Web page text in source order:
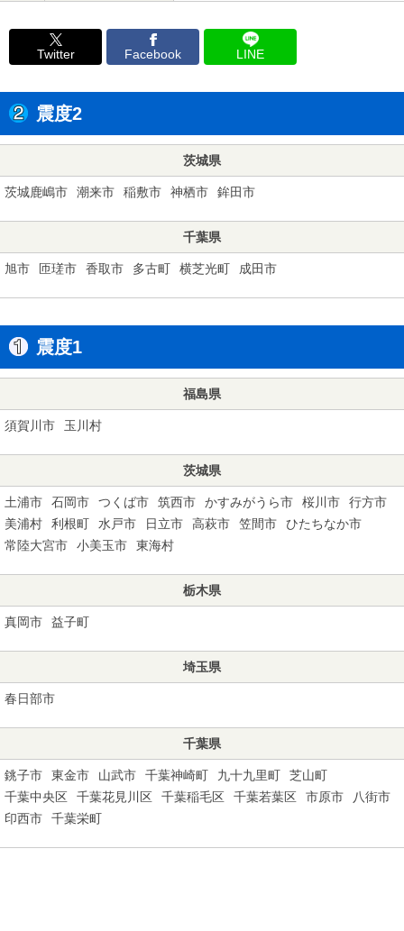
Twitter Facebook LINE
震度2
茨城県
茨城鹿嶋市 潮来市 稲敷市 神栖市 鉾田市
千葉県
旭市 匝瑳市 香取市 多古町 横芝光町 成田市
震度1
福島県
須賀川市 玉川村
茨城県
土浦市 石岡市 つくば市 筑西市 かすみがうら市 桜川市
行方市
美浦村
利根町 水戸市 日立市 高萩市 笠間市
ひたちなか市
常陸大宮市
小美玉市 東海村
栃木県
真岡市 益子町
埼玉県
春日部市
千葉県
銚子市 東金市 山武市 千葉神崎町 九十九里町
芝山町
千葉中央区
千葉花見川区 千葉稲毛区 千葉若葉区 市原市
八街市
印西市
千葉栄町